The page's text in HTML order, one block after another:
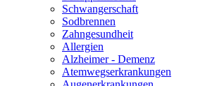
Schwangerschaft
Sodbrennen
Zahngesundheit
Allergien
Alzheimer - Demenz
Atemwegserkrankungen